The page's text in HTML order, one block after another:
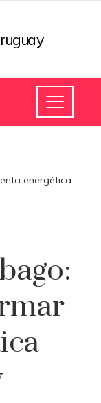
energética